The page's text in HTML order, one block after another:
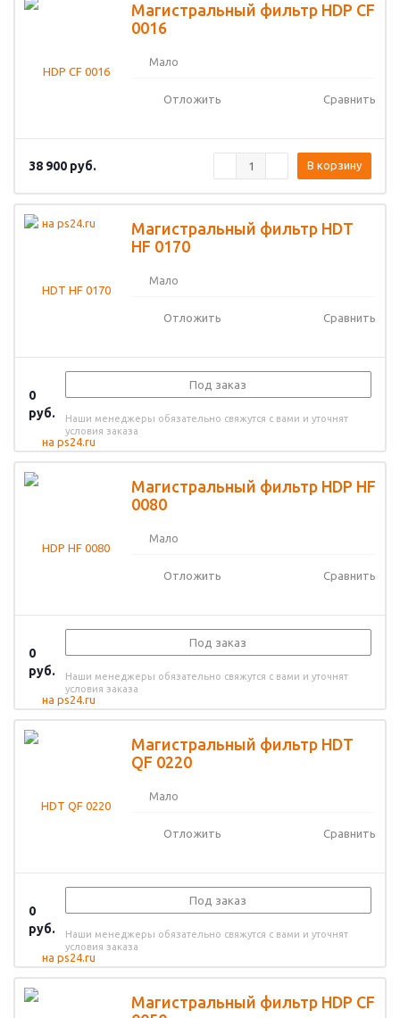
Магистральный фильтр HDP CF
0016
Мало
Отложить Сравнить
38 900 руб. В корзину
Магистральный фильтр HDT
HF 0170
Мало
Отложить Сравнить
0
руб.
Под заказ
Наши менеджеры обязательно свяжутся с вами и уточнят
условия заказа
Магистральный фильтр HDP HF
0080
Мало
Отложить Сравнить
0
руб.
Под заказ
Наши менеджеры обязательно свяжутся с вами и уточнят
условия заказа
Магистральный фильтр HDT
QF 0220
Мало
Отложить Сравнить
0
руб.
Под заказ
Наши менеджеры обязательно свяжутся с вами и уточнят
условия заказа
Магистральный фильтр HDP CF